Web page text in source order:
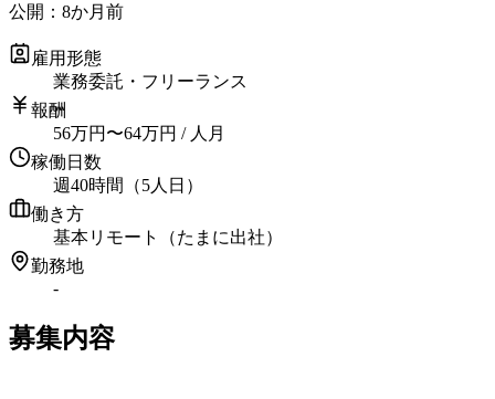
公開： 8か月前
雇用形態
業務委託・フリーランス
報酬
56万円 〜64万円 / 人月
稼働日数
週40時間（5人日）
働き方
基本リモート（たまに出社）
勤務地
-
募集内容